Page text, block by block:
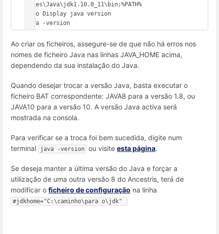
Files\Java\jdk1.10.0_11\bin;%PATH%
echo Display java version
java -version
Ao criar os ficheiros, assegure-se de que não há erros nos
nomes de ficheiro Java nas linhas JAVA_HOME acima,
dependendo da sua instalação do Java.
Quando desejar trocar a versão Java, basta executar o
ficheiro BAT correspondente: JAVA8 para a versão 1.8, ou
JAVA10 para a versão 10. A versão Java activa será
mostrada na consola.
Para verificar se a troca foi bem sucedida, digite num
terminal
java -version ou visite esta página.
Se deseja manter a última versão do Java e forçar a
utilização de uma outra versão 8 do Ancestris, terá de
modificar o ficheiro de configuração na linha
#jdkhome="C:\caminho\para o\jdk"